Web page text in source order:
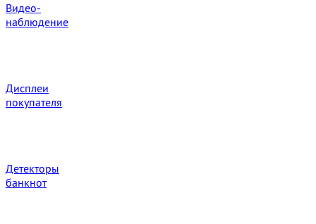
Видео‑
наблюдение
Дисплеи
покупателя
Детекторы
банкнот